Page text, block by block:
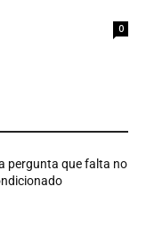
0
pergunta que falta no